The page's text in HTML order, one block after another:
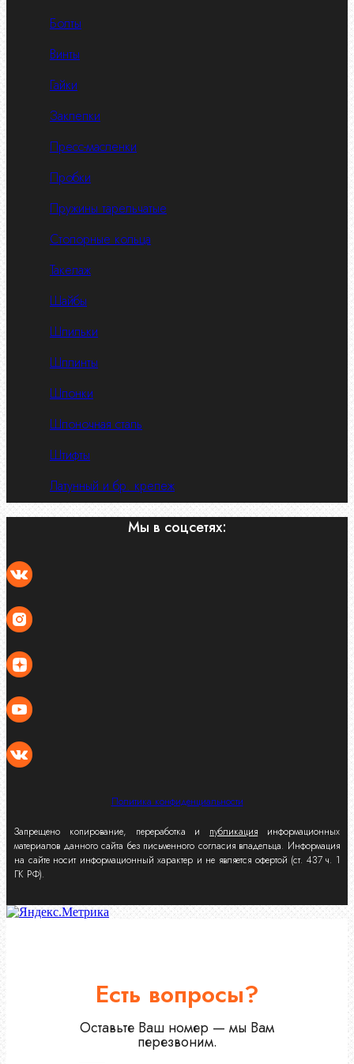
Болты
Винты
Гайки
Заклепки
Пресс-масленки
Пробки
Пружины тарельчатые
Стопорные кольца
Такелаж
Шайбы
Шпильки
Шплинты
Шпонки
Шпоночная сталь
Штифты
Латунный и бр. крепеж
Мы в соцсетях:
Политика конфиденциальности
Запрещено копирование, переработка и публикация информационных
материалов данного сайта без письменного согласия владельца. Информация
на сайте носит информационный характер и не является офертой (ст. 437 ч. 1
ГК РФ).
Есть вопросы?
Оставьте Ваш номер — мы Вам
перезвоним.